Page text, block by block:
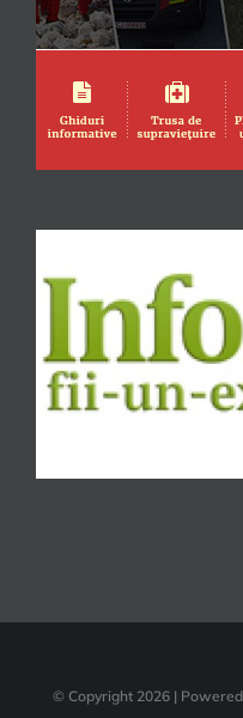
© Copyright 2026 |